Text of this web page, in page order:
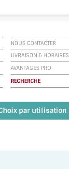
NOUS CONTACTER
LIVRAISON & HORAIRES
AVANTAGES PRO
par utilisation